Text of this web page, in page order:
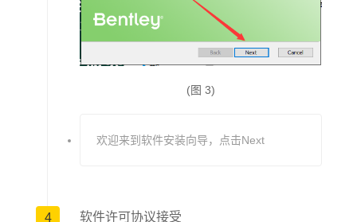
此软件“仅限学习交流,不能用于商业用途”如用于商业用途,请到官方
购买正版软件,追究法律责任与“本网站”无关！
(图 3)
欢迎来到软件安装向导，点击Next
4 软件许可协议接受